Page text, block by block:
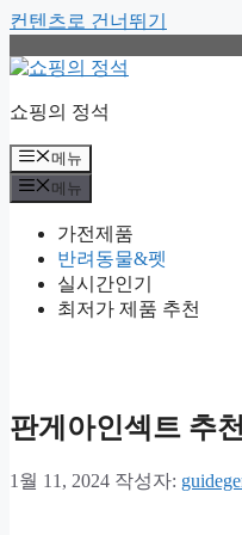
컨텐츠로 건너뛰기
쇼핑의 정석
메뉴
메뉴
가전제품
반려동물&펫
실시간인기
최저가 제품 추천
판게아인섹트 추
1월 11, 2024 작성자: